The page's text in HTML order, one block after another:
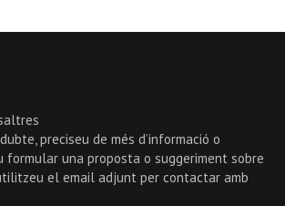
preciseu de més d’informació o
una proposta o suggeriment sobre
el email adjunt per contactar amb